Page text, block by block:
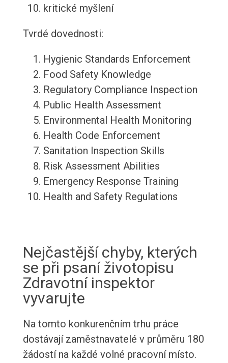
kritické myšlení
Tvrdé dovednosti:
Hygienic Standards Enforcement
Food Safety Knowledge
Regulatory Compliance Inspection
Public Health Assessment
Environmental Health Monitoring
Health Code Enforcement
Sanitation Inspection Skills
Risk Assessment Abilities
Emergency Response Training
Health and Safety Regulations
Nejčastější chyby, kterých
se při psaní životopisu
Zdravotní inspektor
vyvarujte
Na tomto konkurenčním trhu práce
dostávají zaměstnavatelé v průměru 180
žádostí na každé volné pracovní místo.